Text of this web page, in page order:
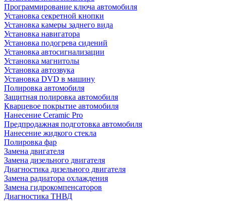
Программирование ключа автомобиля
Установка секретной кнопки
Установка камеры заднего вида
Установка навигатора
Установка подогрева сидений
Установка автосигнализации
Установка магнитолы
Установка автозвука
Установка DVD в машину
Полировка автомобиля
Защитная полировка автомобиля
Кварцевое покрытие автомобиля
Нанесение Ceramic Pro
Предпродажная подготовка автомобиля
Нанесение жидкого стекла
Полировка фар
Замена двигателя
Замена дизельного двигателя
Диагностика дизельного двигателя
Замена радиатора охлаждения
Замена гидрокомпенсаторов
Диагностика ТНВД